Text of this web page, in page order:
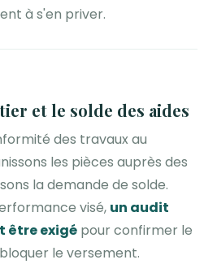
à s'en priver.
et le solde des aides
des travaux au
les pièces auprès des
la demande de solde.
visé, un audit
être exigé pour confirmer le
le versement.